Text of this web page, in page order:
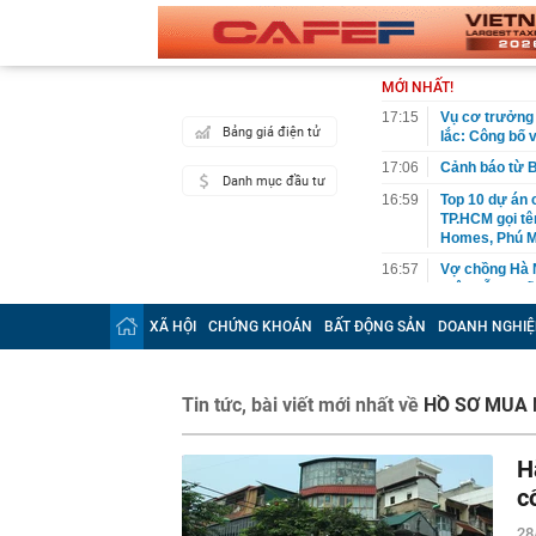
Bảng giá điện tử
Danh mục đầu tư
MỚI NHẤT!
17:15
Vụ cơ trưởng
lắc: Công bố
17:06
Cảnh báo từ
16:59
Top 10 dự án
TP.HCM gọi
Homes, Phú
16:57
Vợ chồng Hà
16:57
Mùa hè đừng
"ĐÔNG Y GIA
16:46
Càng bị đấm,
sau robot
16:42
Phát hiện
hiện một
XÃ HỘI CHỨNG KHOÁN BẤT ĐỘNG SẢN DOANH
Tin tức, bài viết mới nhất về HỒ SƠ MUA